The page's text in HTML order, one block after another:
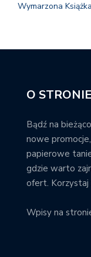
Wymarzona Książka
O STRONIE
Bądź na
nowe
papierowe
gdzie warto
ofert. Korzystaj
Wpisy na